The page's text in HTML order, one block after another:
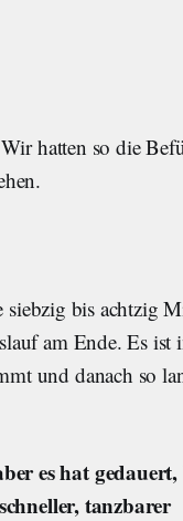
hatten so die
bis achtzig
am Ende. Es ist
und danach so
es hat gedauert,
tanzbarer